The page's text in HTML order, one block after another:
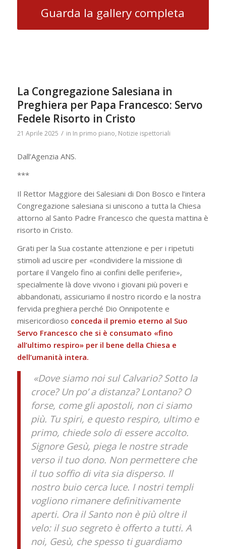
Guarda la gallery completa
La Congregazione Salesiana in
Preghiera per Papa Francesco: Servo
Fedele Risorto in Cristo
21 Aprile 2025 / in In primo piano, Notizie ispettoriali
Dall’Agenzia ANS.
***
Il Rettor Maggiore dei Salesiani di Don Bosco e l’intera
Congregazione salesiana si uniscono a tutta la Chiesa
attorno al Santo Padre Francesco che questa mattina è
risorto in Cristo.
Grati per la Sua costante attenzione e per i ripetuti
stimoli ad uscire per «condividere la missione di
portare il Vangelo fino ai confini delle periferie»,
specialmente là dove vivono i giovani più poveri e
abbandonati, assicuriamo il nostro ricordo e la nostra
fervida preghiera perché Dio Onnipotente e
misericordioso conceda il premio eterno al Suo
Servo Francesco che si è consumato «fino
all’ultimo respiro» per il bene della Chiesa e
dell’umanità intera.
«Dove siamo noi sul Calvario? Sotto la
croce? Un po’ a distanza? Lontano? O
forse, come gli apostoli, non ci siamo
più. Tu spiri, e questo respiro, ultimo e
primo, chiede solo di essere accolto.
Signore Gesù, piega le nostre strade
verso il tuo dono. Non permettere che
il tuo soffio di vita sia disperso. Il
nostro buio cerca luce. I nostri templi
vogliono rimanere definitivamente
aperti. Ora il Santo non è più oltre il
velo: il suo segreto è offerto a tutti. A
noi, Gesù, che spesso ti guardiamo